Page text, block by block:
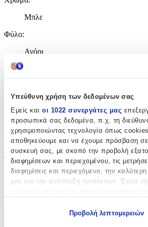
Υπεύθυνη χρήση των δεδομένων σας
Εμείς και οι 1022 συνεργάτες μας
προσωπικά σας δεδομένα, π.χ. τη
χρησιμοποιώντας τεχνολογία όπως
αποθηκεύουμε και να έχουμε πρόσβαση
συσκευή σας, με σκοπό την προβολή
διαφημίσεων και περιεχομένου, τις
διαφημίσεις και περιεχόμενο, την
μας και την ανάπτυξη προϊόντων. Έχετε
Προβολή λεπτομερειών
Μπλε
Φύλο:
Αγόρι
Τύπος
Νηπιαγωγείου
Διαστάσεις
Ύψος:
27